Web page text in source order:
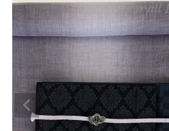
羽織
襦袢
小物
季節から探す
通年 5-9月 夏季以外通年 春
カテゴリーから探す
着物 帯 羽織 襦袢 小物
login ログイン